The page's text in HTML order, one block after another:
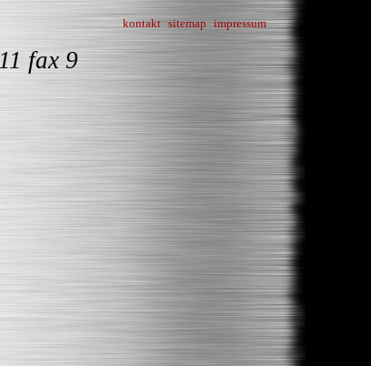
kontakt sitemap impressum
fax 9